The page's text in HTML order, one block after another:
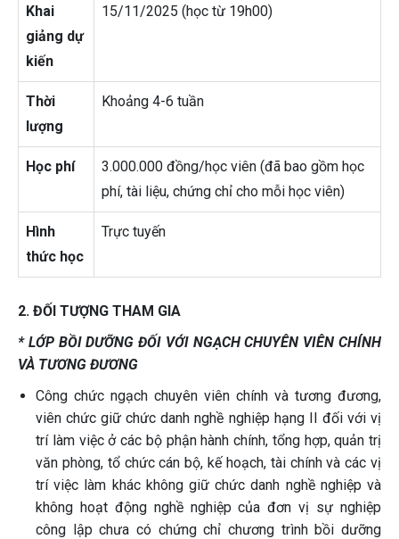
Khai
giảng dự
kiến
15/11/2025 (học từ 19h00)
Thời
lượng
Khoảng 4-6 tuần
Học phí
3.000.000 đồng/học viên (đã bao gồm học
phí, tài liệu, chứng chỉ cho mỗi học viên)
Hình
thức học
Trực tuyến
2. ĐỐI TƯỢNG THAM GIA
* LỚP BỒI DƯỠNG ĐỐI VỚI NGẠCH CHUYÊN VIÊN CHÍNH
VÀ TƯƠNG ĐƯƠNG
Công chức ngạch chuyên viên chính và tương đương,
viên chức giữ chức danh nghề nghiệp hạng II đối với vị
trí làm việc ở các bộ phận hành chính, tổng hợp, quản trị
văn phòng, tổ chức cán bộ, kế hoạch, tài chính và các vị
trí việc làm khác không giữ chức danh nghề nghiệp và
không hoạt động nghề nghiệp của đơn vị sự nghiệp
công lập chưa có chứng chỉ chương trình bồi dưỡng